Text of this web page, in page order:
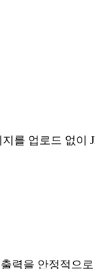
지를 업로드 없
출력을 안정적으